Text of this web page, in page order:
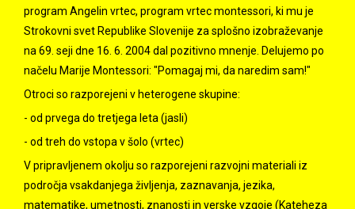
program Angelin vrtec, program vrtec montessori, ki mu je
Strokovni svet Republike Slovenije za splošno izobraževanje
na 69. seji dne 16. 6. 2004 dal pozitivno mnenje. Delujemo po
načelu Marije Montessori: "Pomagaj mi, da naredim sam!"
Otroci so razporejeni v heterogene skupine:
- od prvega do tretjega leta (jasli)
- od treh do vstopa v šolo (vrtec)
V pripravljenem okolju so razporejeni razvojni materiali iz
področja vsakdanjega življenja, zaznavanja, jezika,
matematike, umetnosti, znanosti in verske vzgoje (Kateheza